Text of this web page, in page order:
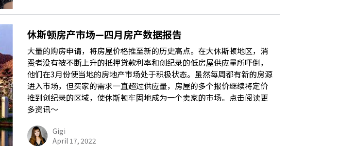
休斯顿房产市场—四月房产数据报告
大量的购房申请，将房屋价格推至新的历史高点。在大休斯顿地区，消
费者没有被不断上升的抵押贷款利率和创纪录的低房屋供应量所吓倒，
他们在3月份使当地的房地产市场处于积极状态。虽然每周都有新的房源
进入市场，但买家的需求一直超过供应量，房屋的多个报价继续将定价
推到创纪录的区域，使休斯顿牢固地成为一个卖家的市场。点击阅读更
多资讯～
Gigi
April 17, 2022